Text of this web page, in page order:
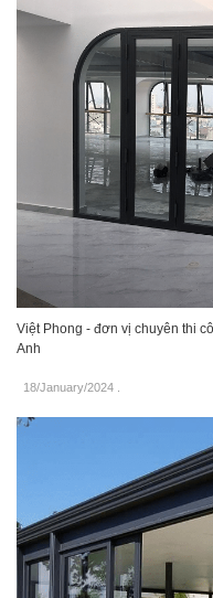
Việt Phong - đơn vị chuyên thi
Anh
18/January/2024